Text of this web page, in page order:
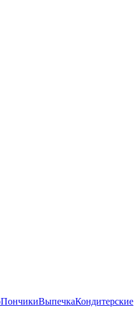
ПончикиВыпечкаКондитерские